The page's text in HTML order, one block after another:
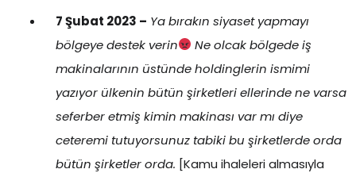
7 Şubat 2023 – Ya bırakın siyaset yapmayı
bölgeye destek verin
Ne olcak bölgede iş
makinalarının üstünde holdinglerin ismimi
yazıyor ülkenin bütün şirketleri ellerinde ne varsa
seferber etmiş kimin makinası var mı diye
ceteremi tutuyorsunuz tabiki bu şirketlerde orda
bütün şirketler orda. [Kamu ihaleleri almasıyla